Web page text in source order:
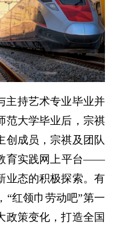
主持艺术专业毕业并
范大学毕业后，宗祺
创成员，宗祺及团队
育实践网上平台——
业态的积极探索。有
“红领巾劳动吧”第一
政策变化，打造全国